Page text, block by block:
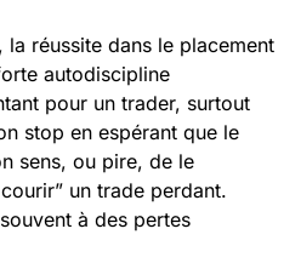
réussite dans le placement
autodiscipline
pour un trader, surtout
stop en espérant que le
sens, ou pire, de le
un trade perdant.
à des pertes